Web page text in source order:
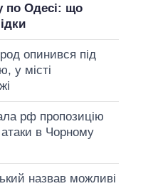
по Одесі: що
опинився під
у місті
рф пропозицію
в Чорному
назвав можливі